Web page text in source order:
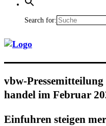
Search for:
vbw-
han­del im Febru­ar
Ein­fuh­ren stei­gen